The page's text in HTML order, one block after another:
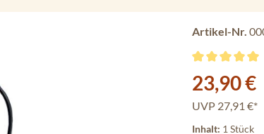
Artikel-Nr.
Verkaufspreis:
23,90 €
UVP 27,91 €*
Inhalt: 1 Stück